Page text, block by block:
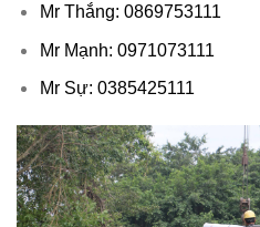
Mr Thắng: 0869753111
Mr Mạnh: 0971073111
Mr Sự: 0385425111